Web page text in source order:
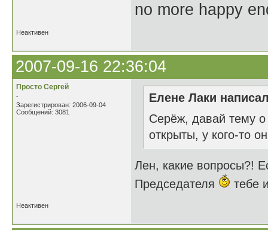
no more happy
Неактивен
2007-09-16 22:36:04
Просто Сергей
.
Зарегистрирован: 2006-09-04
Сообщений: 3081
Елене Лаки
Серёж, давай тему о
открыты, у кого-то
Лен, какие вопросы?!
Председателя
тебе
Неактивен